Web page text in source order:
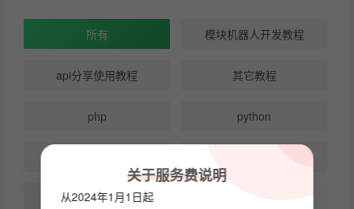
所有 模块机器人开发教程
api分享使用教程 其它教程
php python
c++
关于服务费说明
从2024年1月1日起